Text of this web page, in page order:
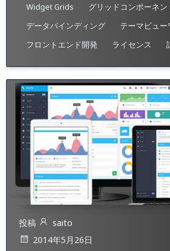
Widget Grids
グリッドコンポーネン
データバインディング
テーマビュー
フロントエンド開発
ライセンス
投稿
saito
2014年5月26日